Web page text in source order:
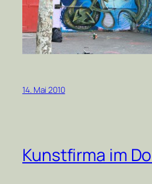
14. Mai 2010
Kunstfirma im